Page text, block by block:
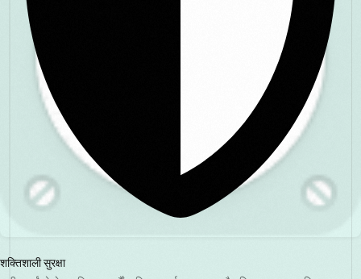
शक्तिशाली सुरक्षा